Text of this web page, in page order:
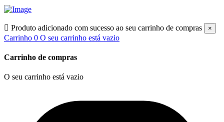
 Produto adicionado com sucesso ao seu carrinho de compras ×
Carrinho 0 O seu carrinho está vazio
Carrinho de compras
O seu carrinho está vazio